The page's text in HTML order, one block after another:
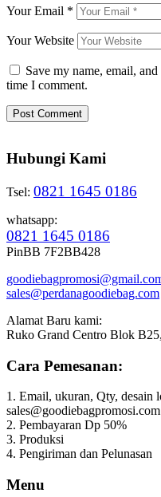
Your Email *
Your Website
Save my name, email,
time I comment.
Hubungi Kami
Tsel: 0821 1645 0186
whatsapp:
0821 1645 0186
PinBB 7F2BB428
sales@perdanagoodiebag.com
Alamat Baru kami:
Ruko Grand Centro Blok
Cara Pemesanan:
1. Email, ukuran, Qty, desain
sales@goodiebagpromosi.com
2. Pembayaran Dp 50%
3. Produksi
4. Pengiriman dan Pelunasan
Menu